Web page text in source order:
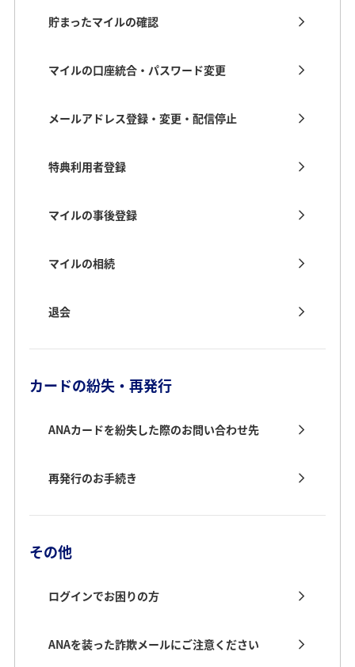
貯まったマイルの確認
マイルの口座統合・パスワード変更
メールアドレス登録・変更・配信停止
特典利用者登録
マイルの事後登録
マイルの相続
退会
カードの紛失・再発行
ANAカードを紛失した際のお問い合わせ先
再発行のお手続き
その他
ログインでお困りの方
ANAを装った詐欺メールにご注意ください